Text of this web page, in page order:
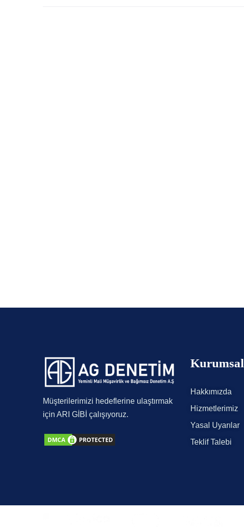
Müşterilerimizi hedeflerine ulaştırmak
için ARI GİBİ çalışıyoruz.
Kurumsal
Hakkımızda
Hizmetlerimiz
Yasal Uyarılar
Teklif Talebi